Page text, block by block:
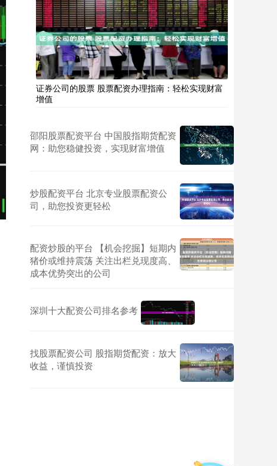
证券公司的股票 股票配资办理指南：轻松实现财富
增值
邵阳股票配资平台 中国股指期货配资
网：助您稳健投资，实现财富增值
炒股配资平台 北京专业股票配资公
司，助您投资更轻松
配资炒股的平台 【机会挖掘】短期内
猪价或维持震荡 关注出栏兑现度高、
成本优势突出的公司
深圳十大配资公司排名参考
找股票配资公司 股指期货配资：放大
收益，谨慎投资